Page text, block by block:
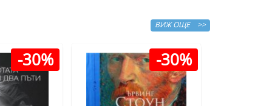
ВИЖ ОЩЕ >>
-30% -30%